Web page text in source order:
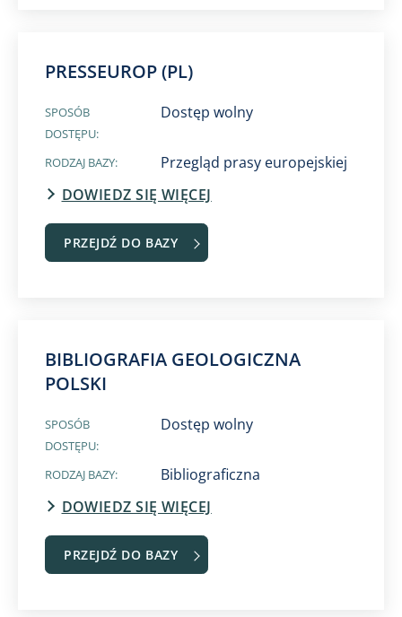
PRESSEUROP (PL)
SPOSÓB
DOSTĘPU:
Dostęp wolny
RODZAJ BAZY:
Przegląd prasy europejskiej
DOWIEDZ SIĘ WIĘCEJ
PRZEJDŹ DO BAZY
BIBLIOGRAFIA GEOLOGICZNA
POLSKI
SPOSÓB
DOSTĘPU:
Dostęp wolny
RODZAJ BAZY:
Bibliograficzna
DOWIEDZ SIĘ WIĘCEJ
PRZEJDŹ DO BAZY